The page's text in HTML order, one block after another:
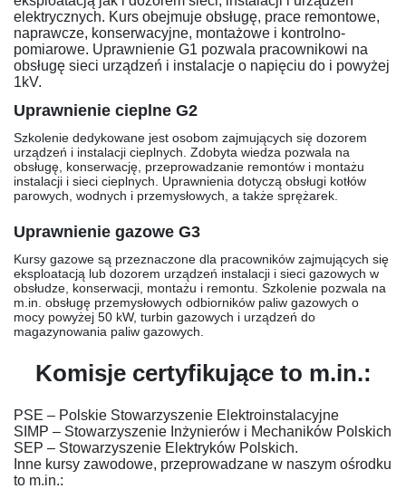
elektrycznych. Kurs obejmuje obsługę, prace remontowe,
naprawcze, konserwacyjne, montażowe i kontrolno-
pomiarowe. Uprawnienie G1 pozwala pracownikowi na
obsługę sieci urządzeń i instalacje o napięciu do i powyżej
1kV.
Uprawnienie cieplne G2
Szkolenie dedykowane jest osobom zajmujących się dozorem
urządzeń i instalacji cieplnych. Zdobyta wiedza pozwala na
obsługę, konserwację, przeprowadzanie remontów i montażu
instalacji i sieci cieplnych. Uprawnienia dotyczą obsługi kotłów
parowych, wodnych i przemysłowych, a także sprężarek.
Uprawnienie gazowe G3
Kursy gazowe są przeznaczone dla pracowników zajmujących się
eksploatacją lub dozorem urządzeń instalacji i sieci gazowych w
obsłudze, konserwacji, montażu i remontu. Szkolenie pozwala na
m.in. obsługę przemysłowych odbiorników paliw gazowych o
mocy powyżej 50 kW, turbin gazowych i urządzeń do
magazynowania paliw gazowych.
Komisje certyfikujące to m.in.:
PSE – Polskie Stowarzyszenie Elektroinstalacyjne
SIMP – Stowarzyszenie Inżynierów i Mechaników Polskich
SEP – Stowarzyszenie Elektryków Polskich.
Inne kursy zawodowe, przeprowadzane w naszym ośrodku
to m.in.: